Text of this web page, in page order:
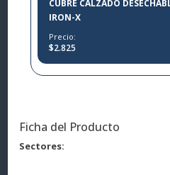
CUBRE CALZADO
IRON-X
Precio:
$2.825
Ficha del Producto
Sectores